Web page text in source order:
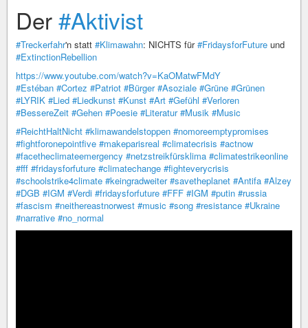
Der#Aktivist
#Treckerfahr'n statt #Klimawahn: NICHTS für#FridaysforFuture und
#ExtinctionRebellion
https://www.youtube.com/watch?v=KaOMatwFMdY
#Estéban #Cortez #Patriot #Bürger #Asoziale #Grüne #Grünen
#LYRIK #Lied #Liedkunst #Kunst #Art #Gefühl #Verloren
#BessereZeit #Gehen #Poesie #Literatur #Musik #Music
#ReichtHaltNicht #klimawandelstoppen #nomoreemptypromises
#fightforonepointfive #makeparisreal #climatecrisis #actnow
#facetheclimateemergency #netzstreikfürsklima #climatestrikeonline
#fff #fridaysforfuture #climatechange #fighteverycrisis
#schoolstrike4climate #keingradweiter #savetheplanet #Antifa #Alzey
#DGB #IGM #Verdi #fridaysforfuture #FFF #IGM #putin #russia
#fascism #neithereastnorwest #music #song #resistance #Ukraine
#narrative #no_normal